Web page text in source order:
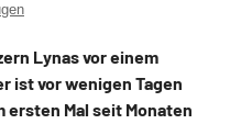
Lynas vor einem
ist vor wenigen Tagen
ersten Mal seit Monaten